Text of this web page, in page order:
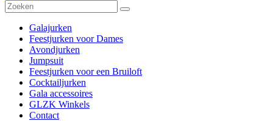
Galajurken
Feestjurken voor Dames
Avondjurken
Jumpsuit
Feestjurken voor een Bruiloft
Cocktailjurken
Gala accessoires
GLZK Winkels
Contact